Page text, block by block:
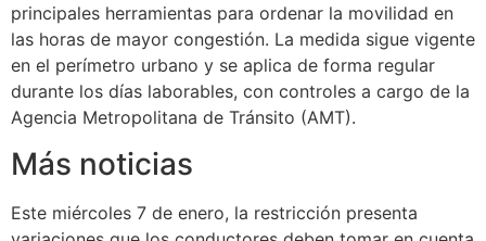
principales herramientas para ordenar la movilidad en
las horas de mayor congestión. La medida sigue vigente
en el perímetro urbano y se aplica de forma regular
durante los días laborables, con controles a cargo de la
Agencia Metropolitana de Tránsito (AMT).
Más noticias
Este miércoles 7 de enero, la restricción presenta